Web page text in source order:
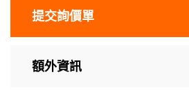
提交詢價單
額外資訊